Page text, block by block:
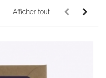
Afficher tout